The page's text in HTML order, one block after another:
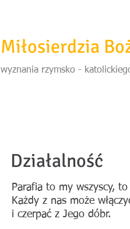
Miłosierdzia
wyznania rzymsko -
Działalność
Parafia to my wszyscy,
Każdy z nas może
i czerpać z Jego dóbr.